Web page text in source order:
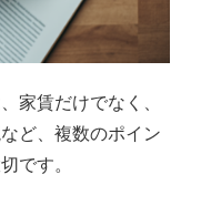
家賃だけでなく、
ど、複数のポイン
です。